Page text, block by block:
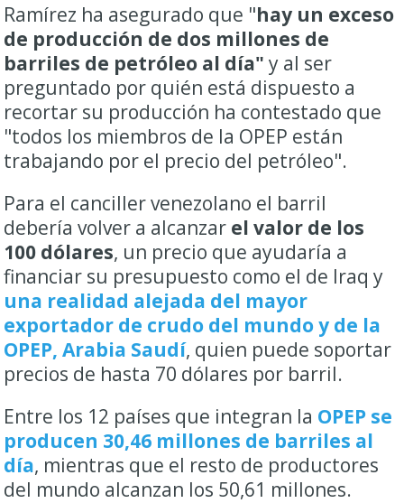
Ramírez ha asegurado que "hay un exceso
de producción de dos millones de
barriles de petróleo al día" y al ser
preguntado por quién está dispuesto a
recortar su producción ha contestado que
"todos los miembros de la OPEP están
trabajando por el precio del petróleo".
Para el canciller venezolano el barril
debería volver a alcanzar el valor de los
100 dólares, un precio que ayudaría a
financiar su presupuesto como el de Iraq y
una realidad alejada del mayor
exportador de crudo del mundo y de la
OPEP, Arabia Saudí, quien puede soportar
precios de hasta 70 dólares por barril.
Entre los 12 países que integran la OPEP se
producen 30,46 millones de barriles al
día, mientras que el resto de productores
del mundo alcanzan los 50,61 millones.